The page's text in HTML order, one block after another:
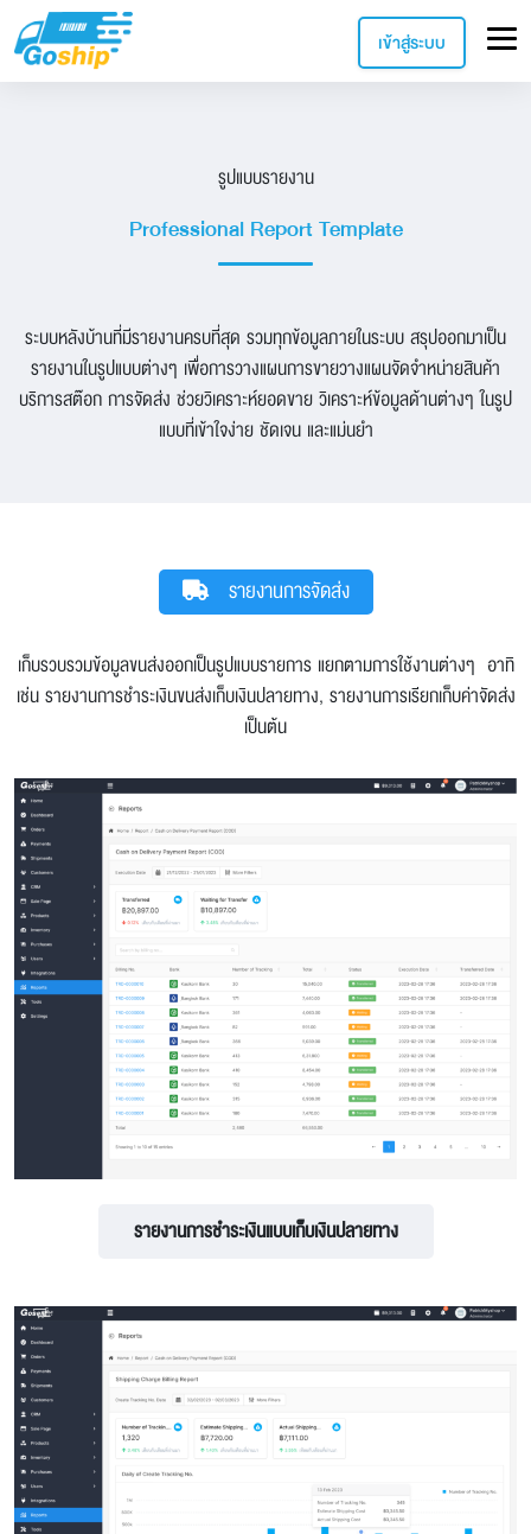
เข้าสู่ระบบ
รูปแบบรายงาน
Professional Report Template
ระบบหลังบ้านที่มีรายงานครบที่สุด รวมทุกข้อมูลภายในระบบ สรุปออกมาเป็น
รายงานในรูปแบบต่างๆ เพื่อการวางแผนการขายวางแผนจัดจำหน่ายสินค้า
บริการสต๊อก การจัดส่ง ช่วยวิเคราะห์ยอดขาย วิเคราะห์ข้อมูลด้านต่างๆ ในรูป
แบบที่เข้าใจง่าย ชัดเจน และแม่นยำ
รายงานการจัดส่ง
เก็บรวบรวมข้อมูลขนส่งออกเป็นรูปแบบรายการ แยกตามการใช้งานต่างๆ อาทิ
เช่น รายงานการชำระเงินขนส่งเก็บเงินปลายทาง, รายงานการเรียกเก็บค่าจัดส่ง
เป็นต้น
รายงานการชำระเงินแบบเก็บเงินปลายทาง